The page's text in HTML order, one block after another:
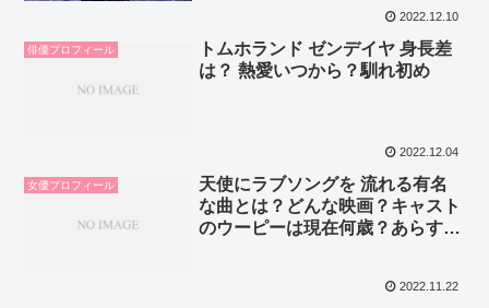
2022.12.10
俳優プロフィール
トムホランド ゼンデイヤ 身長差
は？ 熱愛いつから？馴れ初め
2022.12.04
女優プロフィール
天使にラブソングを 流れる有名
な曲とは？どんな映画？キャスト
のウーピーは現在何歳？あらす
2022.11.22